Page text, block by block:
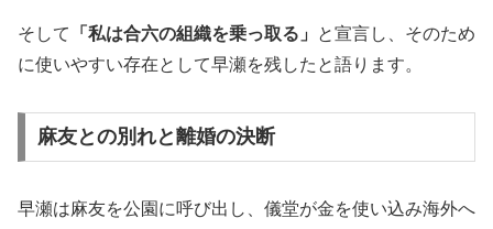
そして 「私は合六の組織を乗っ取る」
と宣言し、そのため
に使いやすい存在として早瀬を残したと語ります。
麻友との別れと離婚の決断
早瀬は麻友を公園に呼び出し、儀堂が金を使い込み海外へ